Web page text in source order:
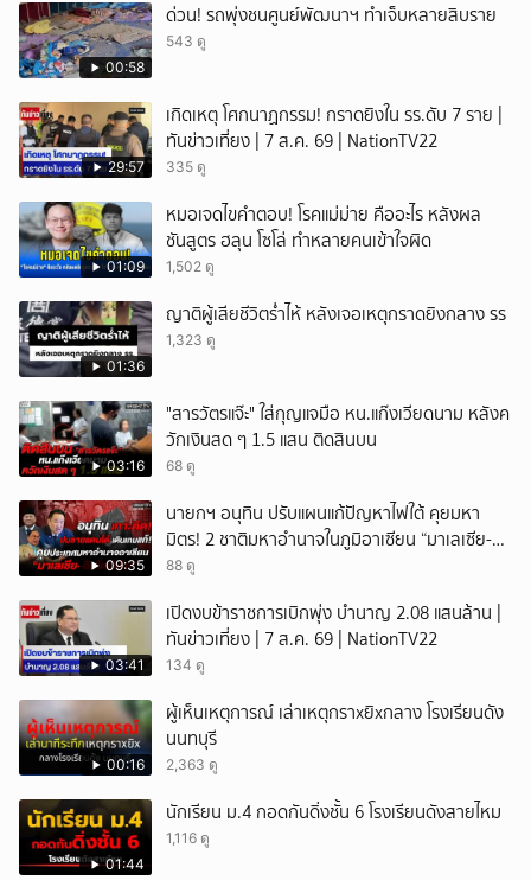
00:58
ด่วน! รถพุ่งชนศูนย์พัฒนาฯ ทำเจ็บหลายสิบราย
543 ดู
29:57
เกิดเหตุ โศกนาฏกรรม! กราดยิงใน รร.ดับ 7 ราย |
ทันข่าวเที่ยง | 7 ส.ค. 69 | NationTV22
335 ดู
01:09
หมอเจดไขคำตอบ! โรคแม่ม่าย คืออะไร หลังผล
ชันสูตร ฮลุน โซโล่ ทำหลายคนเข้าใจผิด
1,502 ดู
01:36
ญาติผู้เสียชีวิตร่ำไห้ หลังเจอเหตุกราดยิงกลาง รร
1,323 ดู
03:16
"สารวัตรแจ๊ะ" ใส่กุญแจมือ หน.แก๊งเวียดนาม หลังค
วักเงินสด ๆ 1.5 แสน ติดสินบน
68 ดู
09:35
นายกฯ อนุทิน ปรับแผนแก้ปัญหาไฟใต้ คุยมหา
มิตร! 2 ชาติมหาอำนาจในภูมิอาเซียน “มาเลเซีย-
อินโดนีเซีย”
88 ดู
03:41
เปิดงบข้าราชการเบิกพุ่ง บำนาญ 2.08 แสนล้าน |
ทันข่าวเที่ยง | 7 ส.ค. 69 | NationTV22
134 ดู
00:16
ผู้เห็นเหตุการณ์ เล่าเหตุกราxยิxกลาง โรงเรียนดัง
นนทบุรี
2,363 ดู
01:44
นักเรียน ม.4 กอดกันดิ่งชั้น 6 โรงเรียนดังสายไหม
1,116 ดู